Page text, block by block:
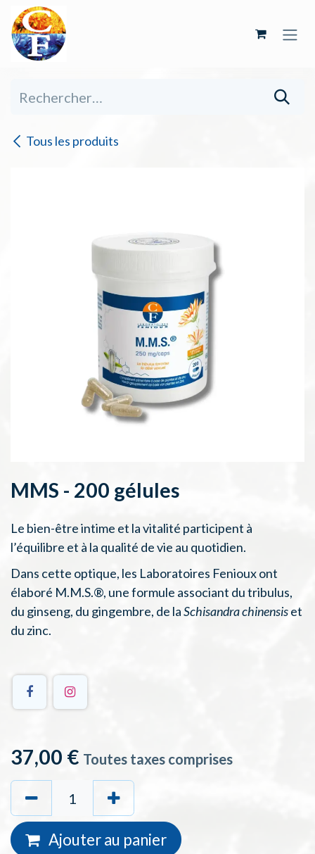
Se rendre au contenu
Tous les produits
MMS - 200 gélules
Le bien-être intime et la vitalité participent à
l’équilibre et à la qualité de vie au quotidien.
Dans cette optique, les Laboratoires Fenioux ont
élaboré M.M.S.®, une formule associant du tribulus,
du ginseng, du gingembre, de laSchisandra chinensiset
du zinc.
37,00 € Toutes taxes comprises
Ajouter au panier